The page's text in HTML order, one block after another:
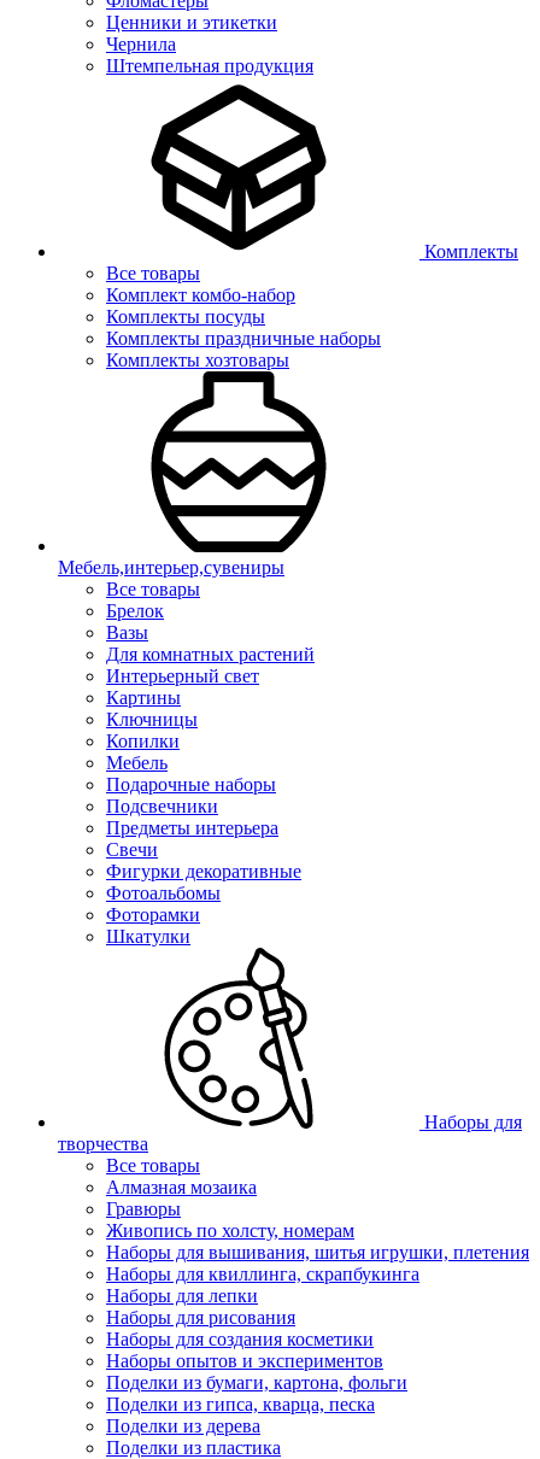
Ценники и этикетки
Чернила
Штемпельная продукция
Комплекты
Все товары
Комплект комбо-набор
Комплекты посуды
Комплекты праздничные наборы
Комплекты хозтовары
Мебель,интерьер,сувениры
Все товары
Брелок
Вазы
Для комнатных растений
Интерьерный свет
Картины
Ключницы
Копилки
Мебель
Подарочные наборы
Подсвечники
Предметы интерьера
Свечи
Фигурки декоративные
Фотоальбомы
Фоторамки
Шкатулки
Наборы для
творчества
Все товары
Алмазная мозаика
Гравюры
Живопись по холсту, номерам
Наборы для вышивания, шитья игрушки, плетения
Наборы для квиллинга, скрапбукинга
Наборы для лепки
Наборы для рисования
Наборы для создания косметики
Наборы опытов и экспериментов
Поделки из бумаги, картона, фольги
Поделки из гипса, кварца, песка
Поделки из дерева
Поделки из пластика